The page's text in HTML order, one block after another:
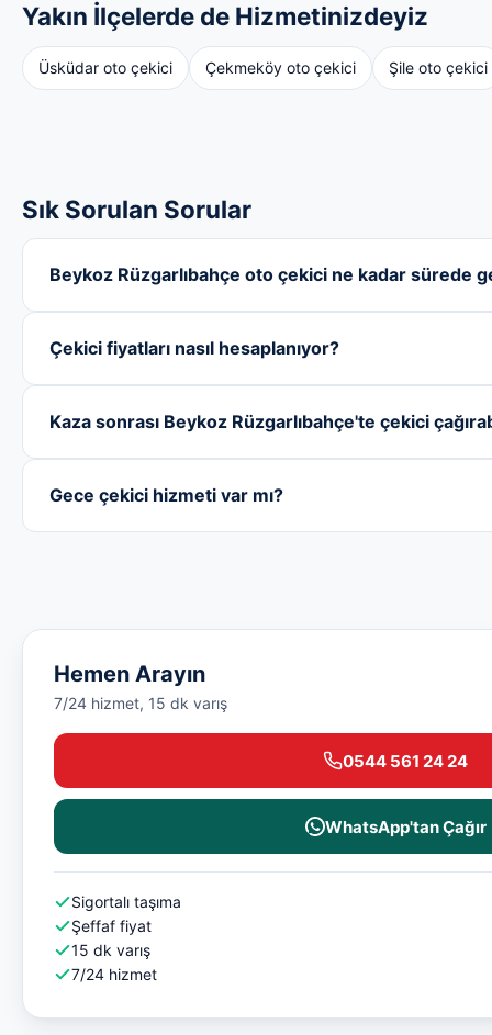
Yakın İlçelerde de Hizmetinizdeyiz
Üsküdar oto çekici Çekmeköy oto çekici Şile oto çekici
Sık Sorulan Sorular
Beykoz Rüzgarlıbahçe oto çekici ne kadar sürede
Çekici fiyatları nasıl hesaplanıyor?
Kaza sonrası Beykoz Rüzgarlıbahçe'te çekici
Gece çekici hizmeti var mı?
Hemen Arayın
7/24 hizmet, 15 dk varış
0544 561 24 24
WhatsApp'tan Çağır
Sigortalı taşıma
Şeffaf fiyat
15 dk varış
7/24 hizmet